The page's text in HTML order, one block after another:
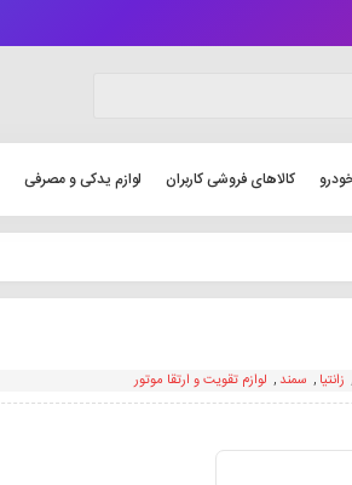
کالاهای فروشی کاربران لوازم یدکی و مصرفی
, زانتیا , سمند , لوازم تقویت و ارتقا موتور